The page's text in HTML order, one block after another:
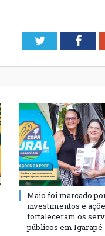
Twitter
Maio foi marcado
investimentos e
fortaleceram os
públicos em